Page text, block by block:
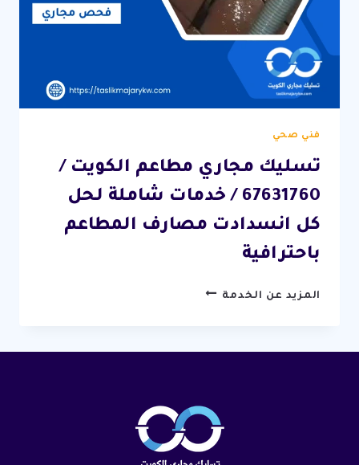
فني صحي
تسليك مجاري مطاعم الكويت /
67631760 / خدمات شاملة لحل
كل انسدادت مصارف المطاعم
باحترافية
المزيد عن الخدمةتسليك
خدمات
شاملة
لحل